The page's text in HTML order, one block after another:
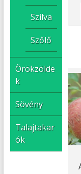
Szilva
Szőlő
Örökzölde
k
Sövény
Talajtakar
ók